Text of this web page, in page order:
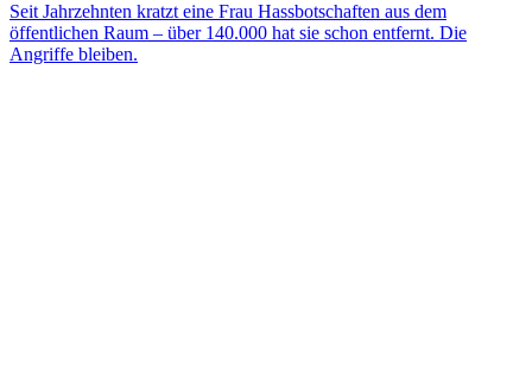
Seit Jahrzehnten kratzt eine Frau Hassbotschaften aus dem
öffentlichen Raum – über 140.000 hat sie schon entfernt. Die
Angriffe bleiben.